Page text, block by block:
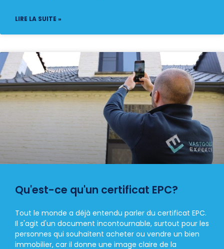
LIRE LA SUITE »
Qu'est-ce qu'un certificat EPC?
Tout le monde a déjà entendu parler du certificat EPC.
Il s'agit d'un document incontournable, surtout pour les
personnes qui souhaitent acheter ou vendre un bien
immobilier, car il donne une image claire de la